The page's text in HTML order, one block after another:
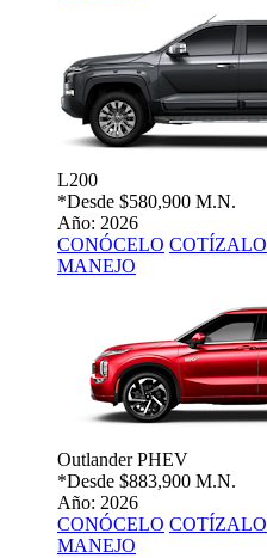
L200
*Desde $580,900 M.N.
Año: 2026
CONÓCELO COTÍZALO
MANEJO
Outlander PHEV
*Desde $883,900 M.N.
Año: 2026
CONÓCELO COTÍZALO
MANEJO